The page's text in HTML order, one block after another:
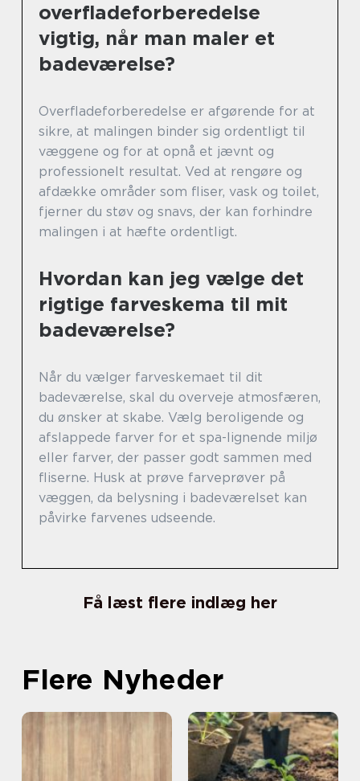
overfladeforberedelse
vigtig, når man maler et
badeværelse?
Overfladeforberedelse er afgørende for at
sikre, at malingen binder sig ordentligt til
væggene og for at opnå et jævnt og
professionelt resultat. Ved at rengøre og
afdække områder som fliser, vask og toilet,
fjerner du støv og snavs, der kan forhindre
malingen i at hæfte ordentligt.
Hvordan kan jeg vælge det
rigtige farveskema til mit
badeværelse?
Når du vælger farveskemaet til dit
badeværelse, skal du overveje atmosfæren,
du ønsker at skabe. Vælg beroligende og
afslappede farver for et spa-lignende miljø
eller farver, der passer godt sammen med
fliserne. Husk at prøve farveprøver på
væggen, da belysning i badeværelset kan
påvirke farvenes udseende.
Få læst flere indlæg her
Flere Nyheder